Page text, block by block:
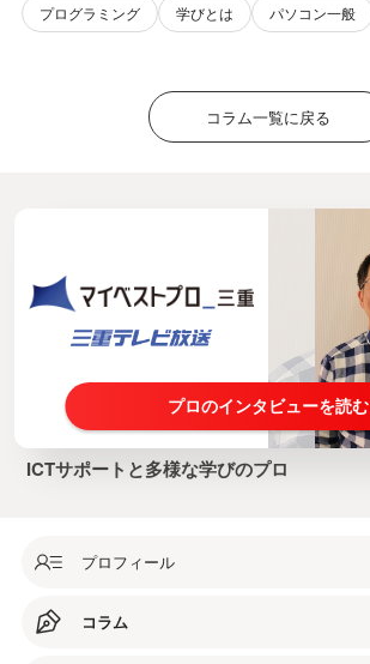
プログラミング
学びとは パソコン一般
コラム一覧に戻る
プロのインタビューを読む
ICTサポートと多様な学びのプロ
プロフィール
コラム